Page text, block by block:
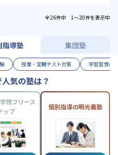
全26件中 1〜20件を表示中
指導塾 集団塾
授業・定期テスト対策 学習習慣の
気の塾は？
院フリース
ップ
個別指導の明光義塾